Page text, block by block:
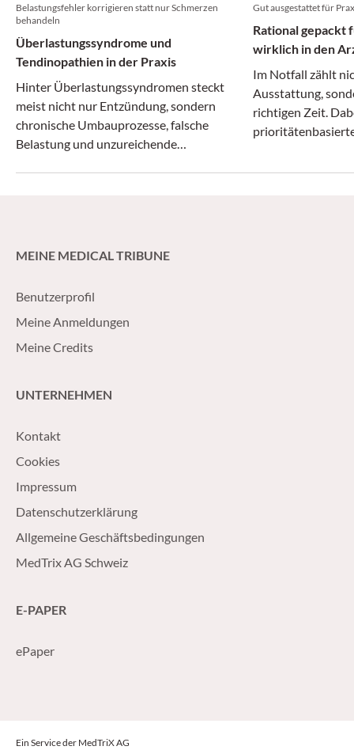
Belastungsfehler korrigieren statt nur Schmerzen
behandeln
Überlastungssyndrome und
Tendinopathien in der Praxis
Hinter Überlastungssyndromen steckt
meist nicht nur Entzündung, sondern
chronische Umbauprozesse, falsche
Belastung und unzureichende
Gut ausgestattet für
Rational gepackt
wirklich in den
Im Notfall zählt
Ausstattung,
richtigen Zeit.
MEINE MEDICAL TRIBUNE
Benutzerprofil
Meine Anmeldungen
Meine Credits
UNTERNEHMEN
Kontakt
Cookies
Impressum
Datenschutzerklärung
Allgemeine Geschäftsbedingungen
MedTrix AG Schweiz
E-PAPER
ePaper
Ein Service der MedTriX AG